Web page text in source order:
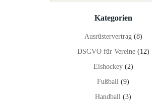
Kategorien
Ausrüstervertrag(8)
DSGVO für Vereine(12)
Eishockey(2)
Fußball (9)
Handball (3)